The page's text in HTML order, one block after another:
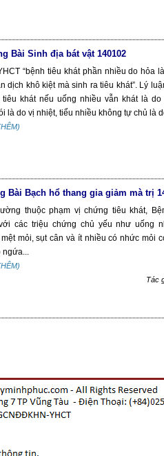
Bài Sinh địa bát vật 140102
“bệnh tiêu khát phần nhiều do hỏa
dịch khô kiệt mà sinh ra tiêu khát”. Lý
tiêu khát nếu uống nhiều vẫn khát là
là do vị nhiệt, tiểu nhiều không tự chủ là
Bạch hổ thang gia giảm mà trị
thuộc phạm vị chứng tiêu khát,
các triệu chứng chủ yếu như uống
mỏi, sụt cân và ít nhiều có nhức mỏi
ngứa...
Tác